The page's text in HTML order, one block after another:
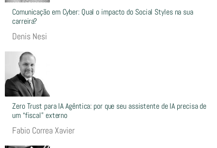
Comunicação em Cyber: Qual o impacto do Social Styles na sua
carreira?
Denis Nesi
Zero Trust para IA Agêntica: por que seu assistente de IA precisa de
um “fiscal” externo
Fabio Correa Xavier